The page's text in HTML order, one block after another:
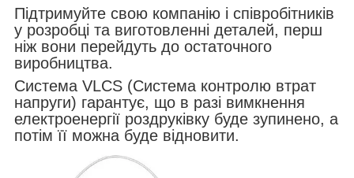
Підтримуйте свою компанію і співробітників
у розробці та виготовленні деталей, перш
ніж вони перейдуть до остаточного
виробництва.
Система VLCS (Система контролю втрат
напруги) гарантує, що в разі вимкнення
електроенергії роздруківку буде зупинено, а
потім її можна буде відновити.